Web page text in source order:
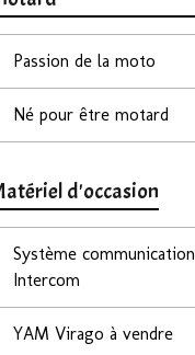
Passion de la moto
Né pour être motard
d'occasion
Système communication
Intercom
YAM Virago à vendre